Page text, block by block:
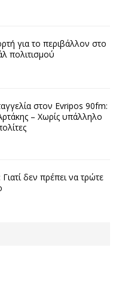
για το περιβάλλον στο
πολιτισμού
στον Evripos 90fm:
– Χωρίς υπάλληλο
δεν πρέπει να τρώτε